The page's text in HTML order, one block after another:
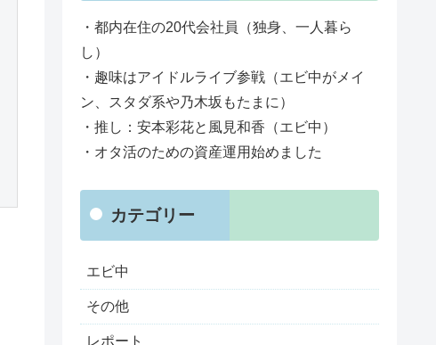
・都内在住の20代会社員（独身、一人暮ら
し）
・趣味はアイドルライブ参戦（エビ中がメイ
ン、スタダ系や乃木坂もたまに）
・推し：安本彩花と風見和香（エビ中）
・オタ活のための資産運用始めました
カテゴリー
エビ中
その他
レポート